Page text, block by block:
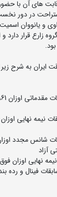
در دور
و یانووان
زارع قرار دارد
ایران به شرح